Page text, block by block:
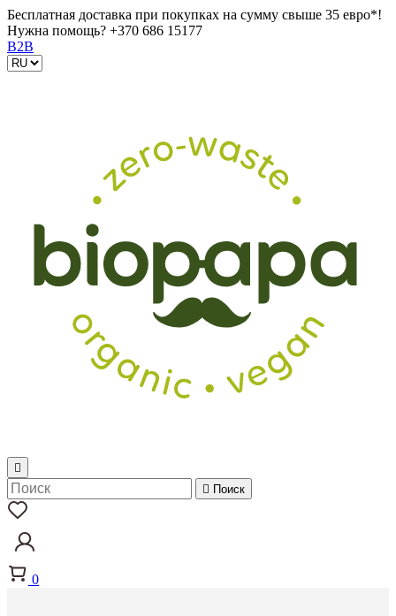
Бесплатная доставка при покупках на сумму свыше 35 евро*!
Нужна помощь? +370 686 15177
B2B

 Поиск
0